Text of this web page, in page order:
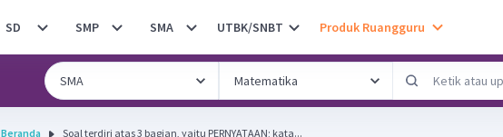
SD SMP SMA UTBK/SNBT Produk Ruangguru
Beranda Soal terdiri atas 3 bagian, yaitu PERNYATAAN; kata...